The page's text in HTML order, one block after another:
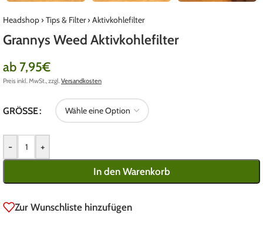
Headshop› Tips & Filter› Aktivkohlefilter
Grannys Weed Aktivkohlefilter
ab7,95€
Preis inkl. MwSt., zzgl.Versandkosten
GRÖSSE
- +
In den Warenkorb
Zur Wunschliste hinzufügen